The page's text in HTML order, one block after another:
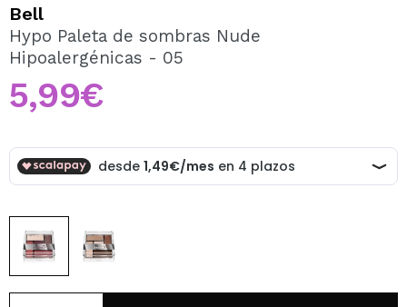
Al crear una cuenta en Maquillalia.com podrás realizar
tus compras rápidamente, revisar el estado de tus
Bell
Hypo Paleta de sombras Nude
Hipoalergénicas - 05
5,99€